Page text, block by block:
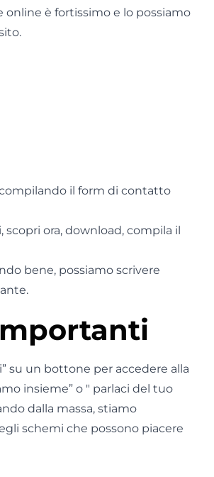
è fortissimo e lo possiamo
il form di contatto
ora, download, compila il
bene, possiamo scrivere
su un bottone per accedere alla
insieme” o " parlaci del tuo
dalla massa, stiamo
schemi che possono piacere